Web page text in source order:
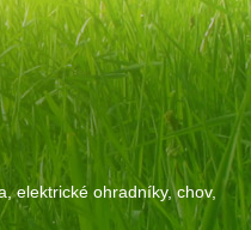
elektrické ohradníky, chov,